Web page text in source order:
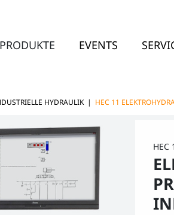
PRODUKTE EVENTS
HYDRAULIK | HEC 11
HEC